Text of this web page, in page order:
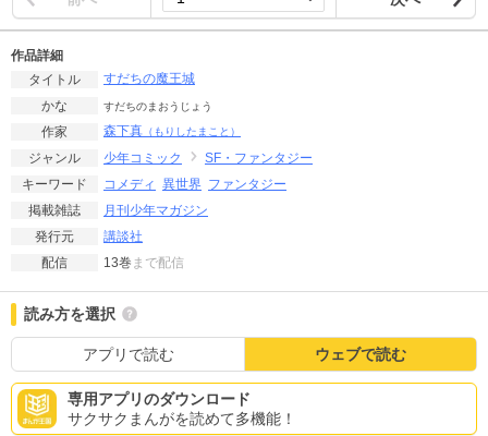
作品詳細
タイトル
すだちの魔王城
かな
すだちのまおうじょう
作家 森下真 （もりしたまこと）
ジャンル 少年コミック
SF・ファンタジー
キーワード
コメディ 異世界 ファンタジー
掲載雑誌
月刊少年マガジン
発行元
講談社
配信
13巻 まで配信
読み方を選択
アプリで読む ウェブで読む
専用アプリのダウンロード
サクサクまんがを読めて多機能！